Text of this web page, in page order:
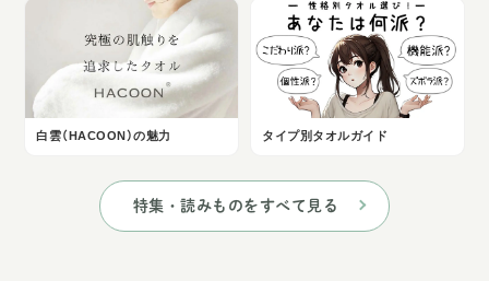
白雲（HACOON）の魅力 タイプ別タオルガイド
特集・読みものをすべて見る